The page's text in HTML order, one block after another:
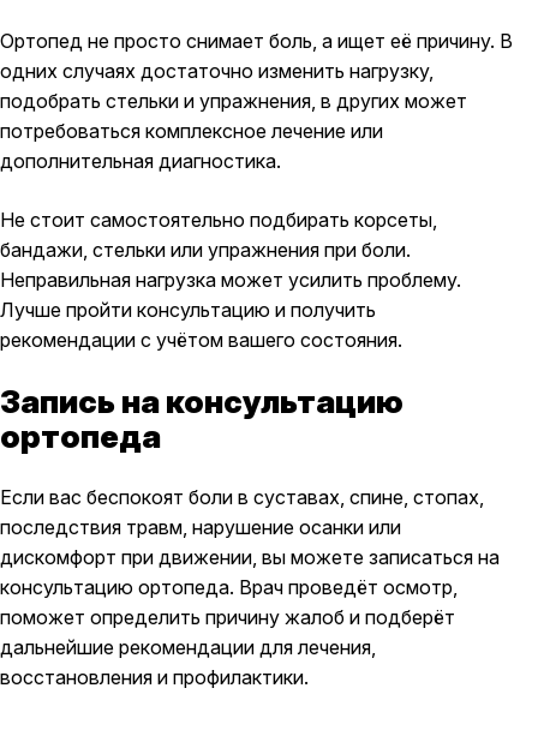
Ортопед не просто снимает боль, а ищет её причину. В
одних случаях достаточно изменить нагрузку,
подобрать стельки и упражнения, в других может
потребоваться комплексное лечение или
дополнительная диагностика.
Не стоит самостоятельно подбирать корсеты,
бандажи, стельки или упражнения при боли.
Неправильная нагрузка может усилить проблему.
Лучше пройти консультацию и получить
рекомендации с учётом вашего состояния.
Запись на консультацию
ортопеда
Если вас беспокоят боли в суставах, спине, стопах,
последствия травм, нарушение осанки или
дискомфорт при движении, вы можете записаться на
консультацию ортопеда. Врач проведёт осмотр,
поможет определить причину жалоб и подберёт
дальнейшие рекомендации для лечения,
восстановления и профилактики.